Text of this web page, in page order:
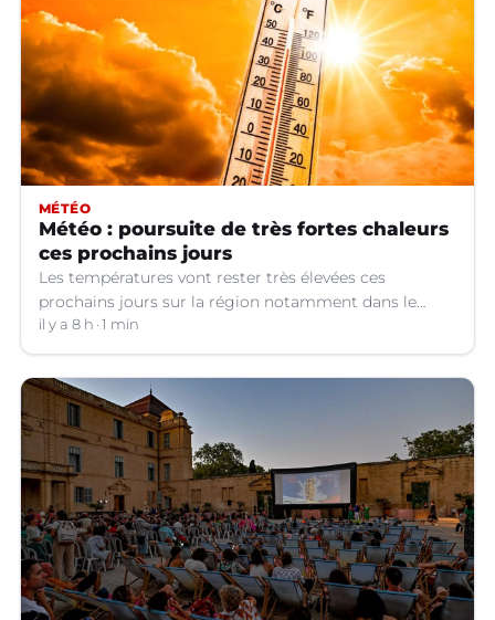
MÉTÉO
Météo : poursuite de très fortes chaleurs
ces prochains jours
Les températures vont rester très élevées ces
prochains jours sur la région notamment dans le
Languedoc.
il y a 8 h 1 min